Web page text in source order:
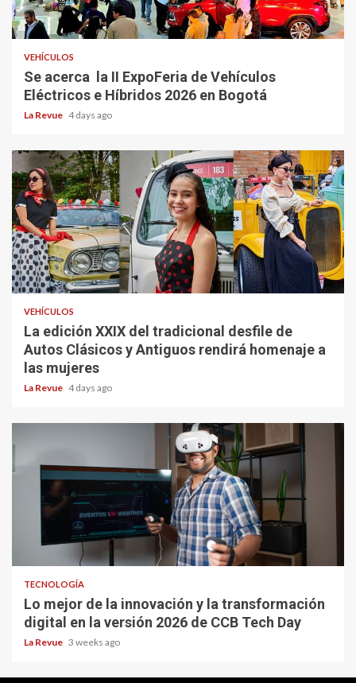
VEHÍCULOS
Se acerca la II ExpoFeria de Vehículos
Eléctricos e Híbridos 2026 en Bogotá
La Revue 4 days ago
VEHÍCULOS
La edición XXIX del tradicional desfile de
Autos Clásicos y Antiguos rendirá homenaje a
las mujeres
La Revue 4 days ago
TECNOLOGÍA
Lo mejor de la innovación y la transformación
digital en la versión 2026 de CCB Tech Day
La Revue 3 weeks ago